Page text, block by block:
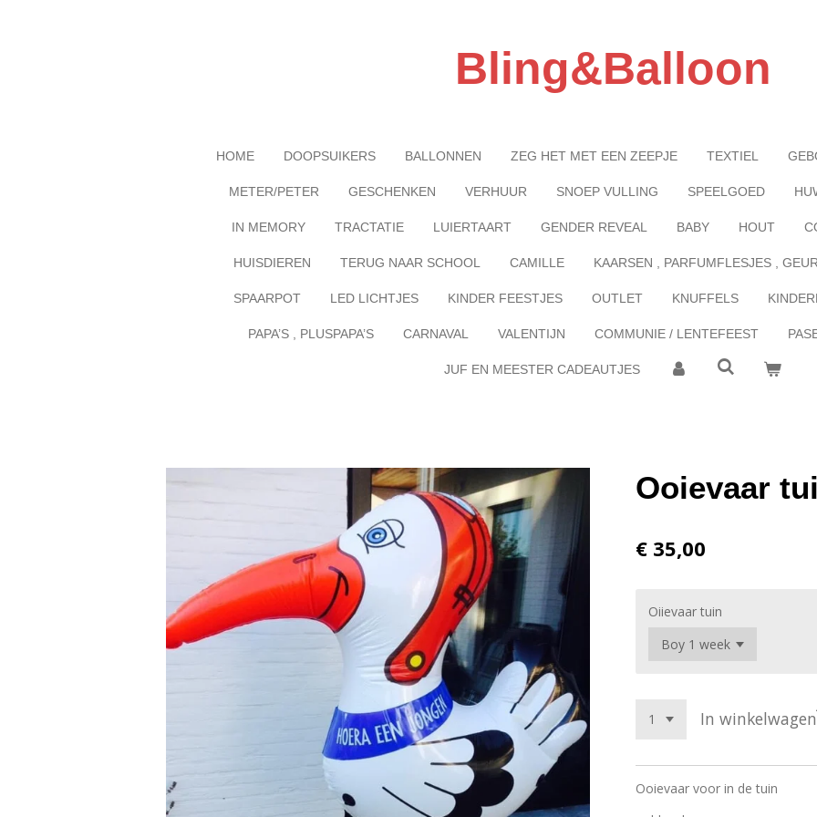
Bling&Balloon
HOME DOOPSUIKERS BALLONNEN ZEG HET MET EEN ZEEPJE TEXTIEL
METER/PETER GESCHENKEN VERHUUR SNOEP VULLING SPEELGOED
IN MEMORY TRACTATIE LUIERTAART GENDER REVEAL BABY HOUT
HUISDIEREN TERUG NAAR SCHOOL CAMILLE KAARSEN , PARFUMFLESJES ,
SPAARPOT LED LICHTJES KINDER FEESTJES OUTLET KNUFFELS
PAPA’S , PLUSPAPA’S CARNAVAL VALENTIJN COMMUNIE / LENTEFEEST
JUF EN MEESTER CADEAUTJES
Ooievaar
€ 35,00
Oiievaar tuin
In winkelwagen
Ooievaar voor in de tuin